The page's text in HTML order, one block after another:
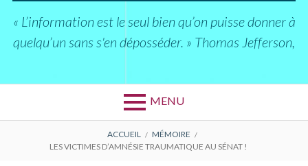
« L’information est le seul bien qu’on puisse donner à
quelqu’un sans s'en déposséder. » Thomas Jefferson,
MENU
ACCUEIL
MÉMOIRE
LES VICTIMES D’AMNÉSIE TRAUMATIQUE AU SÉNAT !